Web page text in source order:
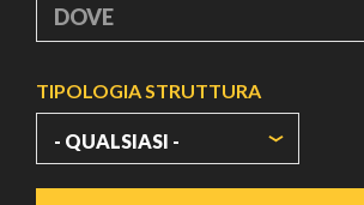
TIPOLOGIA STRUTTURA